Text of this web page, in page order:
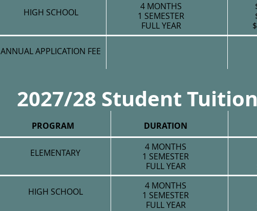
4 MONTHS
1 SEMESTER
FULL YEAR
HIGH SCHOOL
ANNUAL APPLICATION FEE
2027/28 Student
4 MONTHS
1 SEMESTER
FULL YEAR
4 MONTHS
1 SEMESTER
FULL YEAR
ELEMENTARY
HIGH SCHOOL
DURATION
PROGRAM